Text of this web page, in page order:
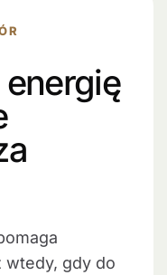
wtedy, gdy do